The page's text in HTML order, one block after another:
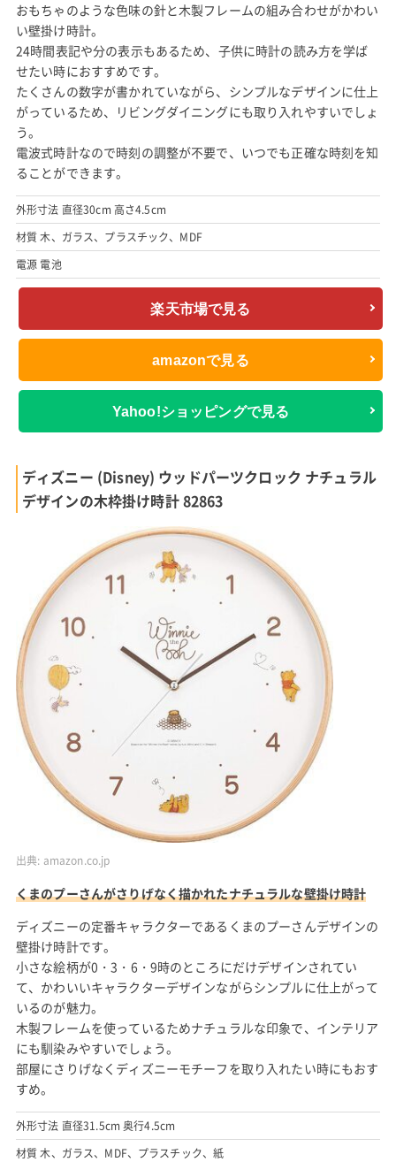
おもちゃのような色味の針と木製フレームの組み合わせがかわい
い壁掛け時計。
24時間表記や分の表示もあるため、子供に時計の読み方を学ば
せたい時におすすめです。
たくさんの数字が書かれていながら、シンプルなデザインに仕上
がっているため、リビングダイニングにも取り入れやすいでしょ
う。
電波式時計なので時刻の調整が不要で、いつでも正確な時刻を知
ることができます。
外形寸法 直径30cm 高さ4.5cm
材質 木、ガラス、プラスチック、MDF
電源 電池
楽天市場で見る
amazonで見る
Yahoo!ショッピングで見る
ディズニー (Disney) ウッドパーツクロック ナチュラル
デザインの木枠掛け時計 82863
出典: amazon.co.jp
くまのプーさんがさりげなく描かれたナチュラルな壁掛け時計
ディズニーの定番キャラクターであるくまのプーさんデザインの
壁掛け時計です。
小さな絵柄が0・3・6・9時のところにだけデザインされてい
て、かわいいキャラクターデザインながらシンプルに仕上がって
いるのが魅力。
木製フレームを使っているためナチュラルな印象で、インテリア
にも馴染みやすいでしょう。
部屋にさりげなくディズニーモチーフを取り入れたい時にもおす
すめ。
外形寸法 直径31.5cm 奥行4.5cm
材質 木、ガラス、MDF、プラスチック、紙